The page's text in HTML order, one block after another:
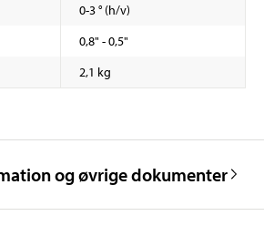
0-3 ° (h/v)
0,8" - 0,5"
2,1 kg
og øvrige dokumenter